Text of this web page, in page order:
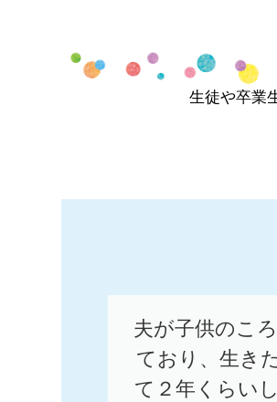
生徒や卒業
夫が子供のこ
ており、生き
て２年くらい